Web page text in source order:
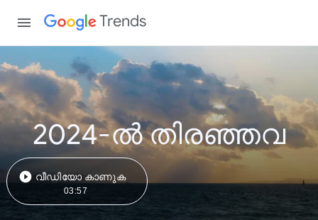
Trends
2024-ൽ തിരഞ്ഞവ
വീഡിയോ കാണുക
03:57